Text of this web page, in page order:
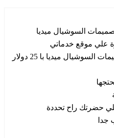
السوشيال ميديا
علي موقع خدماتي
سوفة اقوم بتصميم لك 10 تصميمات السوشيال ميديا با 25 دولار
حضرتك راح تحددة